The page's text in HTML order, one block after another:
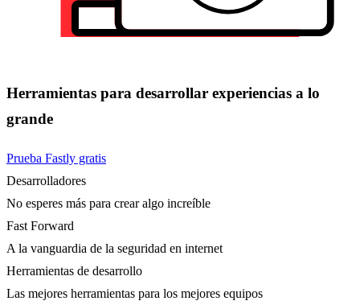
Herramientas para desarrollar experiencias a lo
grande
Prueba Fastly gratis
Desarrolladores
No esperes más para crear algo increíble
Fast Forward
A la vanguardia de la seguridad en internet
Herramientas de desarrollo
Las mejores herramientas para los mejores equipos